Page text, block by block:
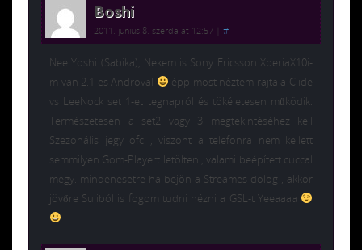
Boshi
2011. június 8. szerda at 12:57 #
Nee Yoshi (Sabika), Nekem is Sony Ericsson XperiaX10i-
m van 2.1 es Androval
épp most néztem rajta a Clide
vs LeeNock set 1-et tegnapról és tökéletesen működik.
Természetesen a set2 vagy 3 megtekintéséhez kell
Szezonális jegy ofc , viszont a telefonra nem kellett
semmilyen Gom-Playert letölteni, valami beépített cuccal
megy. mindenesetre ha bejön a Streames dolog , akkor
jövőre Suliból is fogom tudni nézni a GSL-t Yeeaaaa